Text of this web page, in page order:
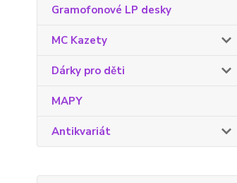
Gramofonové LP desky
MC Kazety
Dárky pro děti
MAPY
Antikvariát